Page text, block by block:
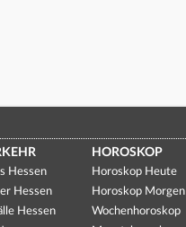
Hessen
Hessen
Hessen
HOROSKOP
Horoskop Heute
Horoskop Morgen
Wochenhoroskop